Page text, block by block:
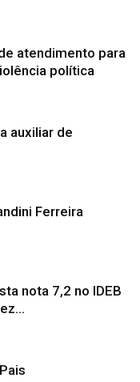
atendimento para
política
auxiliar de
Ferreira
nota 7,2 no IDEB